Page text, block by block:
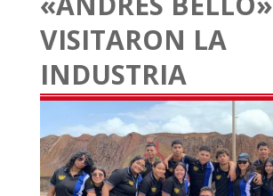
VISITARON LA
INDUSTRIA